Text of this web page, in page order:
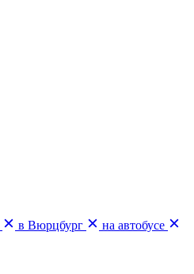
в Вюрцбург
на автобусе